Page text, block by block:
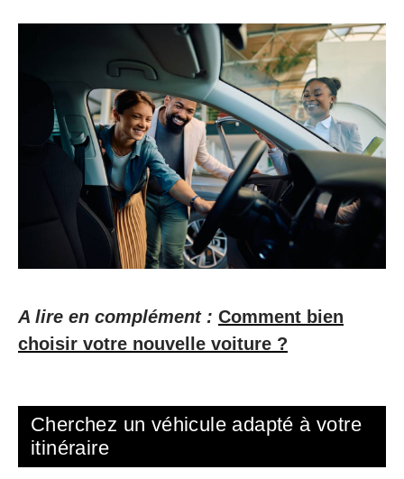
A lire en complément : Comment bien
choisir votre nouvelle voiture ?
Cherchez un véhicule adapté à votre
itinéraire